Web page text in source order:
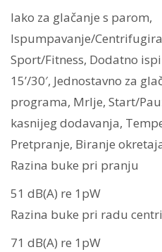
lako za glačanje s parom,
Ispumpavanje/
Sport/Fitness, Dodatno
15’/30′, Jednostavno za
programa, Mrlje, Start/
kasnijeg dodavanja,
Pretpranje, Biranje
Razina buke pri pranju
51 dB(A) re 1pW
Razina buke pri radu
71 dB(A) re 1pW